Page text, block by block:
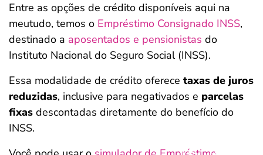
Entre as opções de crédito disponíveis aqui na
meutudo, temos o Empréstimo Consignado INSS,
destinado a aposentados e pensionistas do
Instituto Nacional do Seguro Social (INSS).
Essa modalidade de crédito oferece taxas de juros
reduzidas, inclusive para negativados e parcelas
fixas descontadas diretamente do benefício do
INSS.